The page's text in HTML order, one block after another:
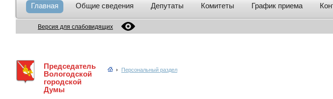
Главная Общие сведения Депутаты Комитеты График приема
Версия для слабовидящих
Председатель
Вологодской
городской
Думы
Персональный раздел